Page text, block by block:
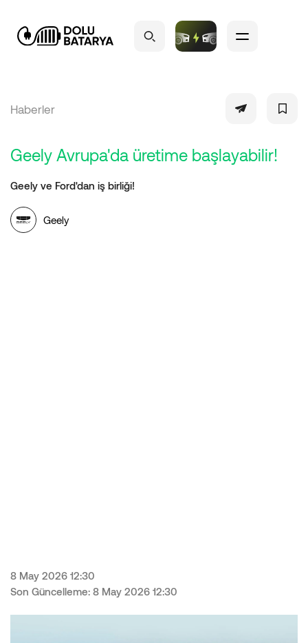
Haberler
Geely Avrupa'da üretime başlayabilir!
Geely ve Ford'dan iş birliği!
Geely
8 May 2026 12:30
Son Güncelleme: 8 May 2026 12:30